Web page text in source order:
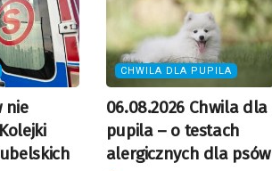
nie
CHWILA DLA PUPILA
06.08.2026 Chwila dla
pupila – o testach
alergicznych dla psów